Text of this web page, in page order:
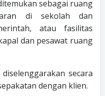
sebagai ruang
di sekolah dan
atau fasilitas
dan pesawat ruang
secara
dengan klien.